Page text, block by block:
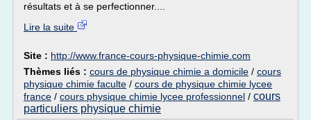
résultats et à se perfectionner....
Lire la suite
Site : http://www.france-cours-physique-chimie.com
Thèmes liés : cours de physique chimie a domicile / cours
physique chimie faculte / cours de physique chimie lycee
france / cours physique chimie lycee professionnel / cours
particuliers physique chimie